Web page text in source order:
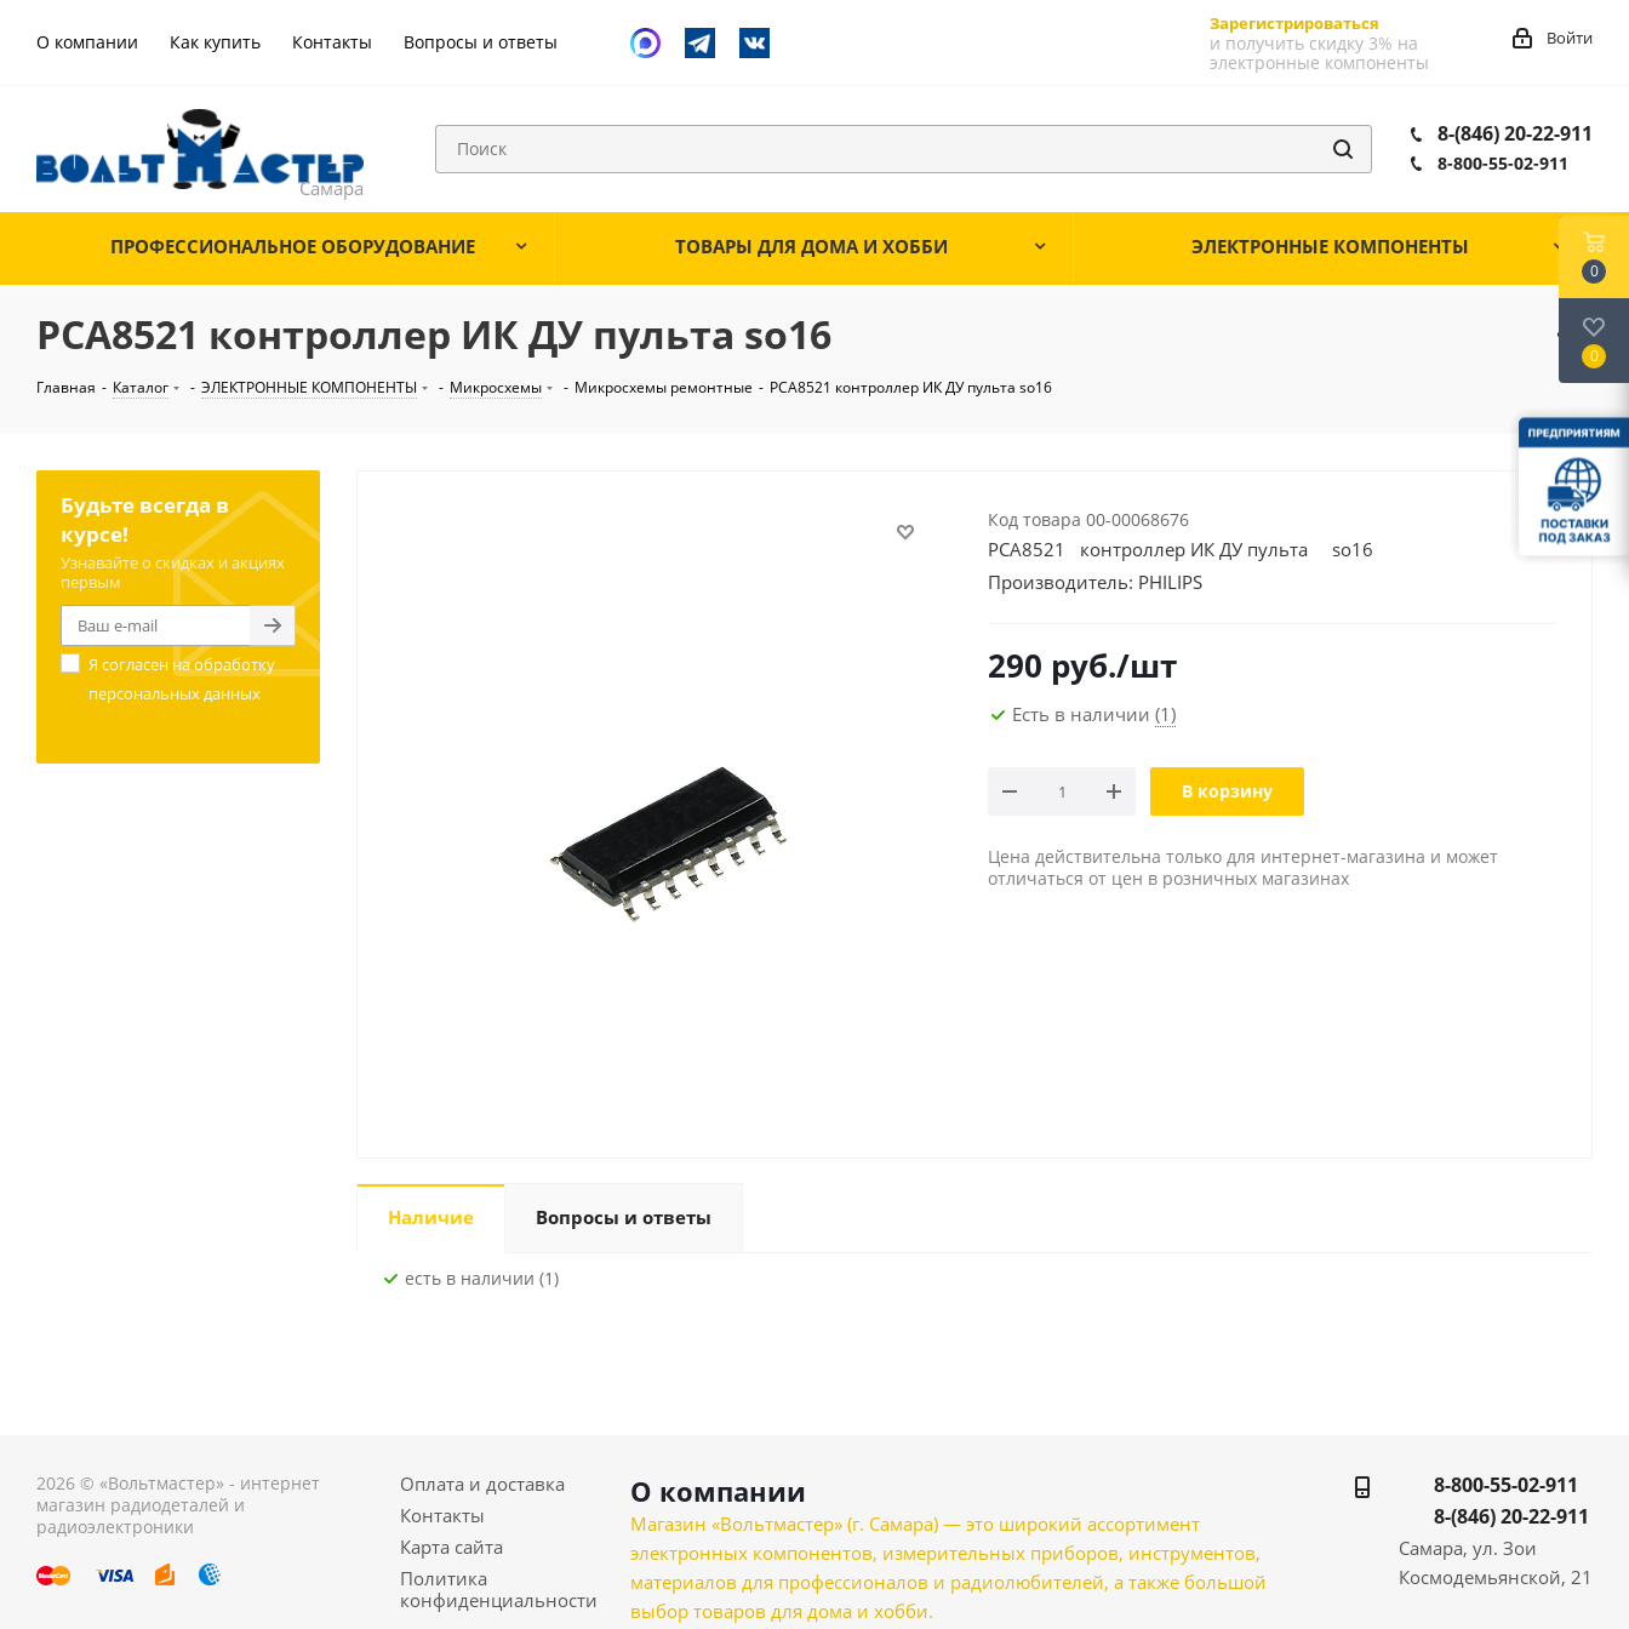
О компании Как купить Контакты Вопросы и ответы
Зарегистрироваться
и получить скидку 3% на
электронные компоненты
Войти
8-(846) 20-22-911
8-800-55-02-911
ПРОФЕССИОНАЛЬНОЕ ОБОРУДОВАНИЕ ТОВАРЫ ДЛЯ ДОМА И ХОББИ ЭЛЕКТРОННЫЕ КОМПОНЕНТЫ
PCA8521 контроллер ИК ДУ пульта so16
Главная - Каталог - ЭЛЕКТРОННЫЕ КОМПОНЕНТЫ - Микросхемы - Микросхемы ремонтные - PCA8521 контроллер ИК ДУ пульта so16
Код товара 00-00068676
PCA8521 контроллер ИК ДУ пульта so16
Производитель: PHILIPS
290 руб./шт
Есть в наличии (1)
В корзину
Цена действительна только для интернет-магазина и может
отличаться от цен в розничных магазинах
Наличие Вопросы и ответы
Есть в наличии (1)
Будьте всегда в
курсе!
Узнавайте о скидках и акциях
первым
Я согласен наобработку
персональных данных
2026 © «Вольтмастер» - интернет
магазин радиодеталей и
радиоэлектроники
Оплата и доставка
Контакты
Карта сайта
Политика
конфиденциальности
О компании
Магазин «Вольтмастер» (г. Самара) — это широкий ассортимент
электронных компонентов, измерительных приборов, инструментов,
материалов для профессионалов и радиолюбителей, а также большой
выбор товаров для дома и хобби.
8-800-55-02-911
8-(846) 20-22-911
Самара, ул. Зои
Космодемьянской, 21
0
0